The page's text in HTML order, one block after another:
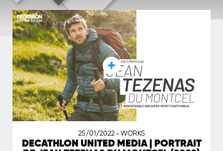
NOS ANNÉES CANAL
ARTWORKS
WORKS
IMAGE STOCK
SERVICES
BOUTIQUE
25/01/2022 - WORKS
DECATHLON UNITED MEDIA | PORTRAIT